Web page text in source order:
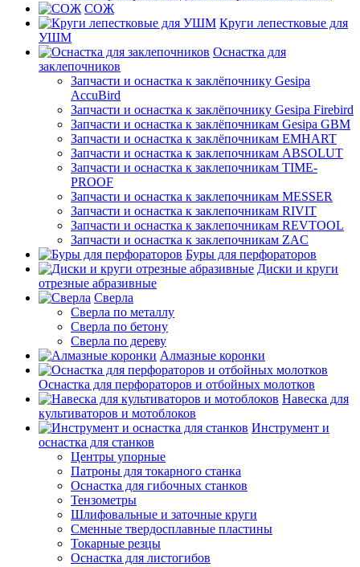
СОЖ
Круги лепестковые для
УШМ
Оснастка для
заклепочников
Запчасти и оснастка к заклёпочнику Gesipa
AccuBird
Запчасти и оснастка к заклёпочнику Gesipa Firebird
Запчасти и оснастка к заклёпочникам Gesipa GBM
Запчасти и оснастка к заклёпочникам EMHART
Запчасти и оснастка к заклепочникам ABSOLUT
Запчасти и оснастка к заклепочникам TIME-
PROOF
Запчасти и оснастка к заклепочникам MESSER
Запчасти и оснастка к заклепочникам RIVIT
Запчасти и оснастка к заклепочникам REVTOOL
Запчасти и оснастка к заклепочникам ZAC
Буры для перфораторов
Диски и круги
отрезные абразивные
Сверла
Сверла по металлу
Сверла по бетону
Сверла по дереву
Алмазные коронки
Оснастка для перфораторов и отбойных молотков
Навеска для
культиваторов и мотоблоков
Инструмент и
оснастка для станков
Центры упорные
Патроны для токарного станка
Оснастка для гибочных станков
Тензометры
Шлифовальные и заточные круги
Сменные твердосплавные пластины
Токарные резцы
Оснастка для листогибов